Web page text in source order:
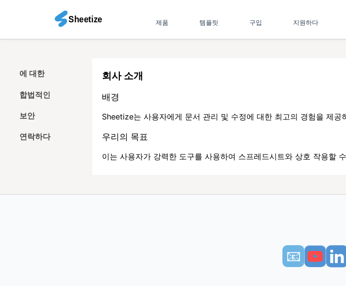
제품 템플릿 구입 지원하다
에 대한
합법적인
보안
연락하다
회사 소개
배경
Sheetize는 사용자에게 문서 관리 및 수정에 대한 최고의 경험을 제공
우리의 목표
이는 사용자가 강력한 도구를 사용하여 스프레드시트와 상호 작용할
📧︎